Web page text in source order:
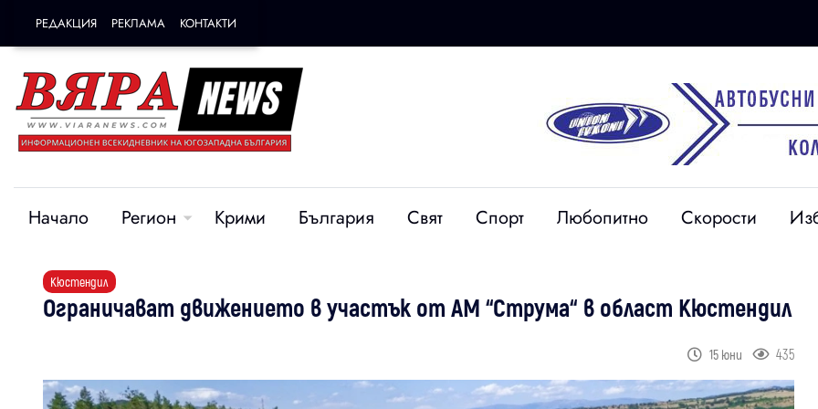
РЕДАКЦИЯ РЕКЛАМА КОНТАКТИ
Начало Регион Крими България Свят Спорт Любопитно Скорости
Кюстендил
Ограничават движението в участък от АМ “Струма“ в област Кюстендил
15 юни 435